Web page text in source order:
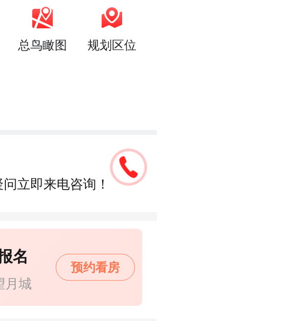
总鸟瞰图 规划区位
立即来电咨询！
月城
名
预约看房